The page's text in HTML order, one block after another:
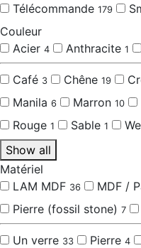
Télécommande 179
Couleur
Acier 4 Anthracite 1
Café 3 Chêne 19
Manila 6 Marron 10
Rouge 1 Sable 1
Show all
Matériel
LAM MDF 36 MDF /
Pierre (fossil stone) 7
Un verre 33 Pierre 4